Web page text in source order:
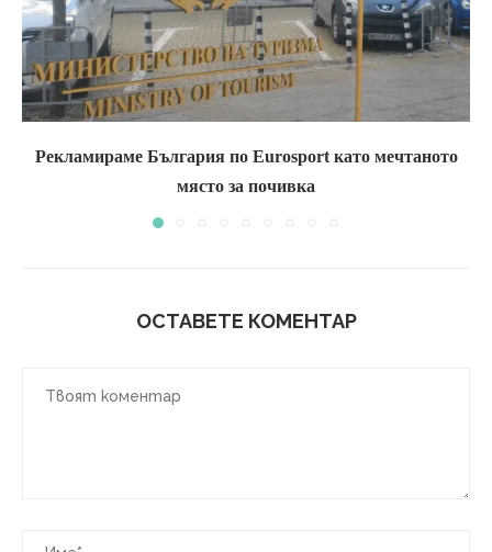
Рекламираме България по Eurosport като мечтаното
място за почивка
ОСТАВЕТЕ КОМЕНТАР